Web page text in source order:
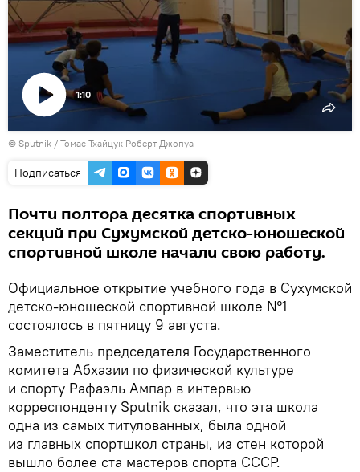
Воспроизвести
видео
1:10
© Sputnik / Томас Тхайцук Роберт Джопуа
Подписаться
Почти полтора десятка спортивных
секций при Сухумской детско-юношеской
спортивной школе начали свою работу.
Официальное открытие учебного года в Сухумской
детско-юношеской спортивной школе №1
состоялось в пятницу 9 августа.
Заместитель председателя Государственного
комитета Абхазии по физической культуре
и спорту Рафаэль Ампар в интервью
корреспонденту Sputnik сказал, что эта школа
одна из самых титулованных, была одной
из главных спортшкол страны, из стен которой
вышло более ста мастеров спорта СССР.